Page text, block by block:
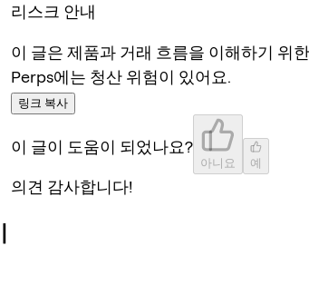
리스크 안내
이 글은 제품과 거래 흐름을 이해하기 위
Perps에는 청산 위험이 있어요.
링크 복사
이 글이 도움이 되었나요?
아니요 예
의견 감사합니다!